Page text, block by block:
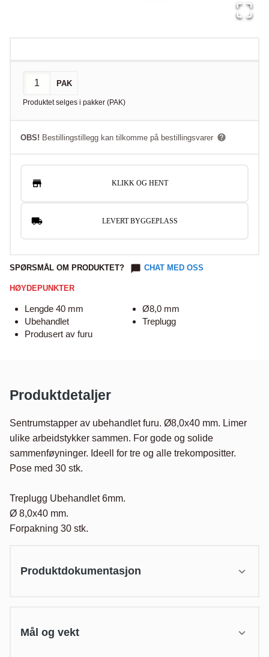
PAK
Produktet selges i pakker (PAK)
OBS! Bestillingstillegg kan tilkomme på bestillingsvarer
KLIKK OG HENT
LEVERT BYGGEPLASS
SPØRSMÅL OM PRODUKTET? CHAT MED OSS
HØYDEPUNKTER
Lengde 40 mm
Ubehandlet
Produsert av furu
Ø8,0 mm
Treplugg
Produktdetaljer
Sentrumstapper av ubehandlet furu. Ø8,0x40 mm. Limer
ulike arbeidstykker sammen. For gode og solide
sammenføyninger. Ideell for tre og alle trekompositter.
Pose med 30 stk.
Treplugg Ubehandlet 6mm.
Ø 8,0x40 mm.
Forpakning 30 stk.
Produktdokumentasjon
Mål og vekt